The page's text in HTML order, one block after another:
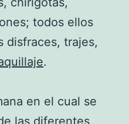
todos ellos
disfraces, trajes,
.
en el cual se
las diferentes